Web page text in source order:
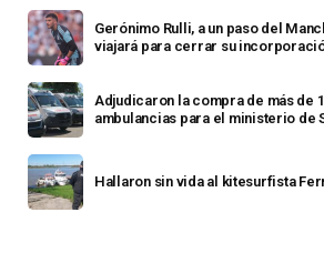
Gerónimo Rulli, a un paso del
viajará para cerrar su
Adjudicaron la compra de más de
ambulancias para el ministerio de
Hallaron sin vida al kitesurfista